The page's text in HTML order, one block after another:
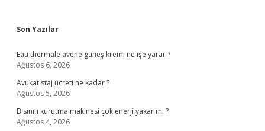
Sidebar
Son Yazılar
Eau thermale avene güneş kremi ne işe yarar ?
Ağustos 6, 2026
Avukat staj ücreti ne kadar ?
Ağustos 5, 2026
B sınıfı kurutma makinesi çok enerji yakar mı ?
Ağustos 4, 2026